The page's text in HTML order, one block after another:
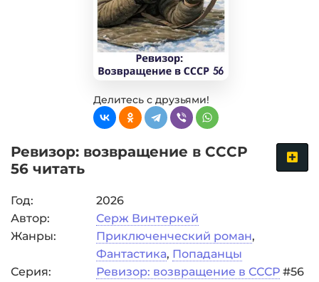
Делитесь с друзьями!
Ревизор: возвращение в СССР
56 читать
Год:
2026
Автор:
Серж Винтеркей
Жанры:
Приключенческий роман,
Фантастика, Попаданцы
Серия:
Ревизор: возвращение в СССР #56